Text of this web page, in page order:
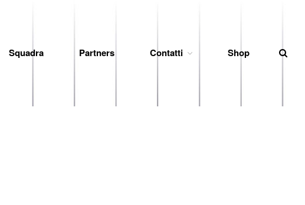
Organigramma
Squadra Partners Contatti Shop